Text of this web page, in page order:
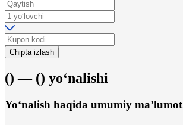
Chipta izlash
() — () yo‘nalishi
Yo‘nalish haqida umumiy ma’lumot